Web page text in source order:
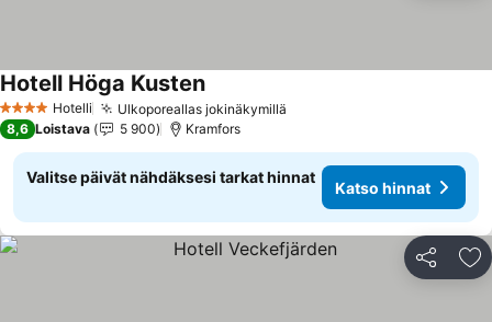
4 Tähtiluokitus
Hotelli Ulkoporeallas jokinäkymillä
Hotell Höga KustenKatso hinnat
8,6 Loistava 5 900 Kramfors
Valitse päivät nähdäksesi tarkat hinnat
Katso hinnat
Jaa